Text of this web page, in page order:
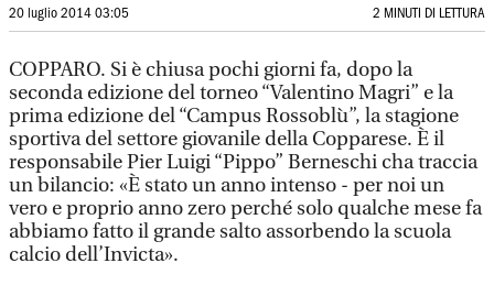
20 luglio 2014 03:05 2 MINUTI DI LETTURA
COPPARO. Si è chiusa pochi giorni fa, dopo la
seconda edizione del torneo “Valentino Magri” e la
prima edizione del “Campus Rossoblù”, la stagione
sportiva del settore giovanile della Copparese. È il
responsabile Pier Luigi “Pippo” Berneschi cha traccia
un bilancio: «È stato un anno intenso - per noi un
vero e proprio anno zero perché solo qualche mese fa
abbiamo fatto il grande salto assorbendo la scuola
calcio dell’Invicta».